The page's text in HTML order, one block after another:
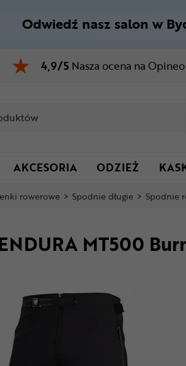
Odwiedź nasz salon w
4,9/5 Nasza ocena na Opineo
AKCESORIA ODZIEŻ
rowerowe > Spodnie długie > Spodnie
MT500